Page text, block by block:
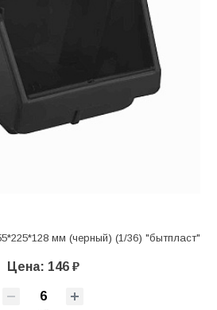
мм (черный) (1/36) "бытпласт"
Цена: 146 ₽